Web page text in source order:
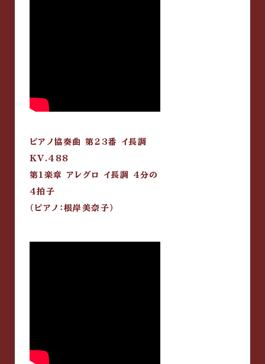
ピアノ協奏曲 第23番 イ長調
KV.488
第1楽章 アレグロ イ長調 4分の
4拍子
（ピアノ：根岸美奈子）